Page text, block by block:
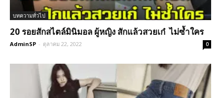
บทความทั่วไป
20 รอยสักสไตล์มินิมอล ผู้หญิง สักแล้วสวยเก๋ ไม่ซ้ำใคร
AdminSP - ตุลาคม 22, 2022 0